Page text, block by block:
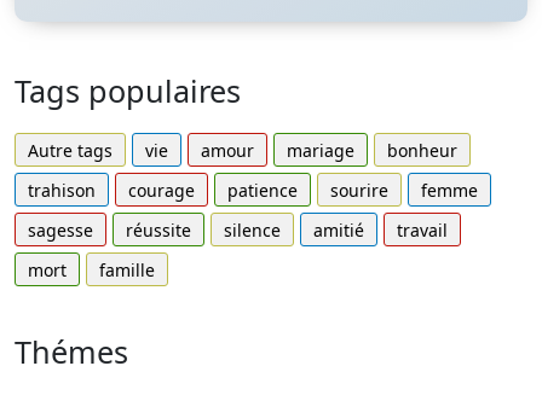
Tags populaires
Autre tags vie amour mariage
bonheur
trahison
courage patience sourire
femme
sagesse
réussite silence amitié
travail
mort
famille
Thémes